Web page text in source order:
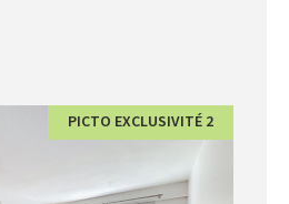
PICTO EXCLUSIVITÉ 2